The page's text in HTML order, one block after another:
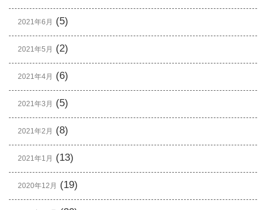
2021年6月 (5)
2021年5月 (2)
2021年4月 (6)
2021年3月 (5)
2021年2月 (8)
2021年1月 (13)
2020年12月 (19)